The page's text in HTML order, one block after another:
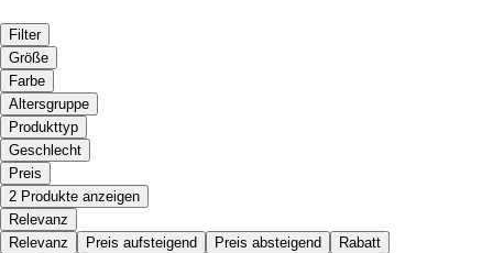
Filter
Größe
Farbe
Altersgruppe
Produkttyp
Geschlecht
Preis
2 Produkte anzeigen
Relevanz
Relevanz
Preis aufsteigend Preis absteigend Rabatt